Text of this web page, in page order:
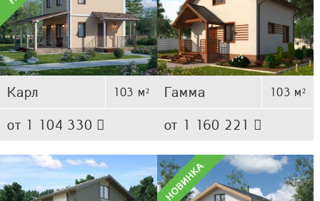
Карл 103 м²
от 1 104 330
Гамма 103 м²
от 1 160 221